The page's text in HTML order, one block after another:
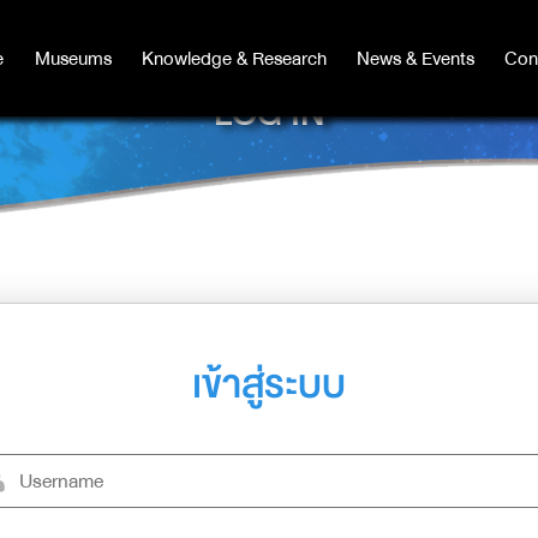
Museums Knowledge & Research News & Events
Museums Knowledge & Research News & Events
LOG IN
เข้าสู่ระบบ